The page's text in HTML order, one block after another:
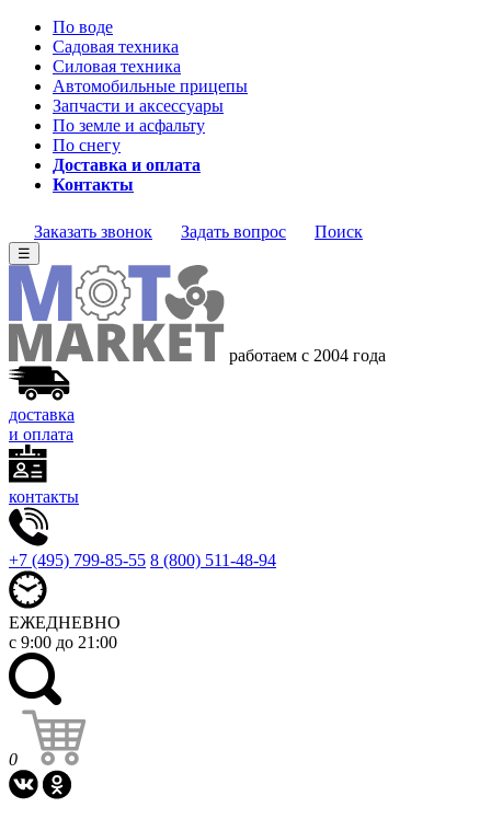
По воде
Садовая техника
Силовая техника
Автомобильные прицепы
Запчасти и аксессуары
По земле и асфальту
По снегу
Доставка и оплата
Контакты
Заказать звонок Задать вопрос Поиск
☰
работаем с 2004 года
доставка
и оплата
контакты
+7 (495) 799-85-55 8 (800) 511-48-94
ЕЖЕДНЕВНО
с 9:00 до 21:00
0